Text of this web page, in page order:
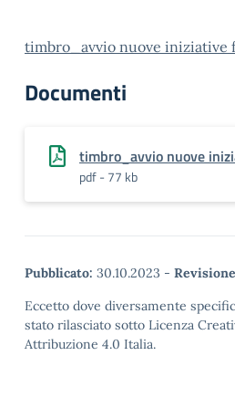
timbro_avvio nuove iniziative
Documenti
timbro_avvio nuove
pdf - 77 kb
Pubblicato: 30.10.2023 -
Eccetto dove diversamente
stato rilasciato sotto Licenza
Attribuzione 4.0 Italia.